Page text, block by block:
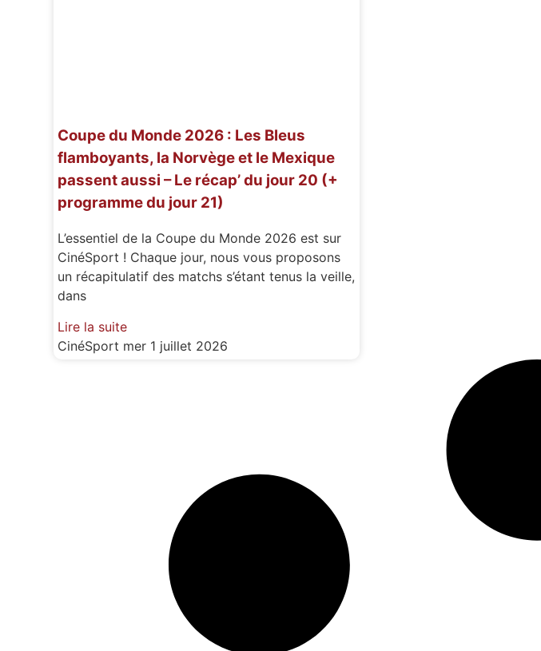
Coupe du Monde 2026 : Les Bleus
flamboyants, la Norvège et le Mexique
passent aussi – Le récap’ du jour 20 (+
programme du jour 21)
L’essentiel de la Coupe du Monde 2026 est sur
CinéSport ! Chaque jour, nous vous proposons
un récapitulatif des matchs s’étant tenus la veille,
dans
Lire la suite
CinéSport mer 1 juillet 2026